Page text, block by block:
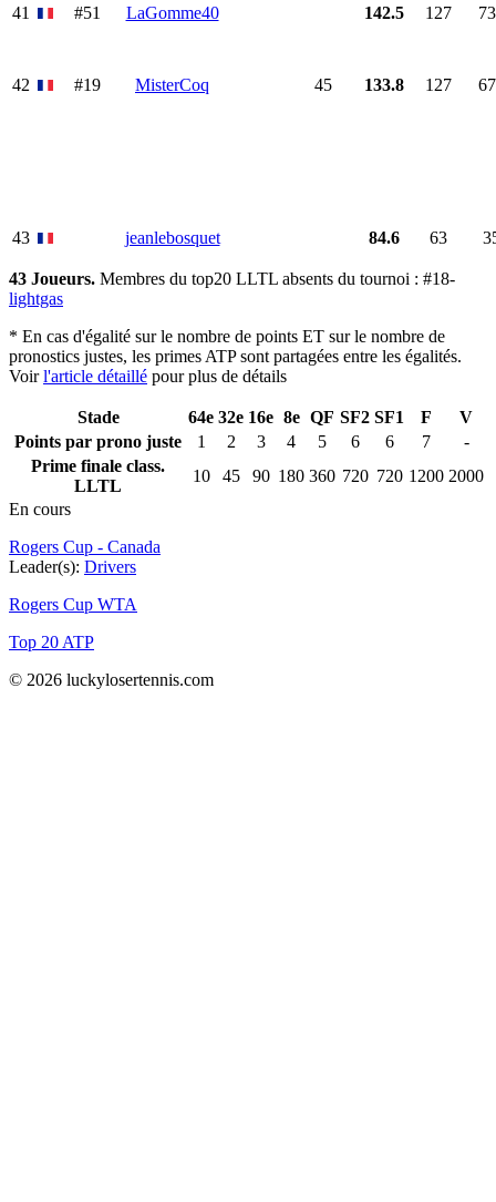
41 #51 LaGomme40 142.5 127
42 #19 MisterCoq 45 133.8 127
43 jeanlebosquet 84.6 63
43 Joueurs. Membres du top20 LLTL absents du tournoi : #18-
lightgas
* En cas d'égalité sur le nombre de points ET sur le nombre de
pronostics justes, les primes ATP sont partagées entre les égalités.
Voirl'article détaillé pour plus de détails
Stade 64e 32e 16e 8e QF SF2 SF1 F
V
Points par prono juste
1 2 3 4 5 6 6 7
-
Prime finale class.
LLTL
10 45 90 180 360 720 720 1200 2000
En cours
Rogers Cup - Canada
Leader(s): Drivers
Rogers Cup WTA
Top 20 ATP
© 2026 luckylosertennis.com